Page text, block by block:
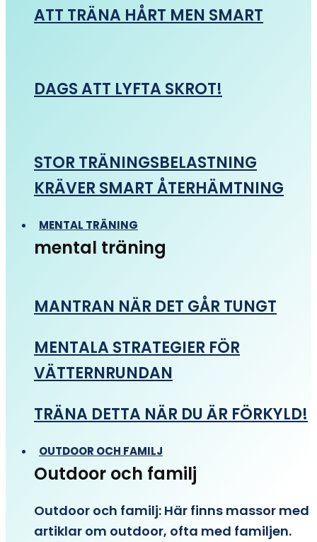
ATT TRÄNA HÅRT MEN SMART
DAGS ATT LYFTA SKROT!
STOR TRÄNINGSBELASTNING
KRÄVER SMART ÅTERHÄMTNING
MENTAL TRÄNING
mental träning
MANTRAN NÄR DET GÅR TUNGT
MENTALA STRATEGIER FÖR
VÄTTERNRUNDAN
TRÄNA DETTA NÄR DU ÄR FÖRKYLD!
OUTDOOR OCH FAMILJ
Outdoor och familj
Outdoor och familj: Här finns massor med
artiklar om outdoor, ofta med familjen.